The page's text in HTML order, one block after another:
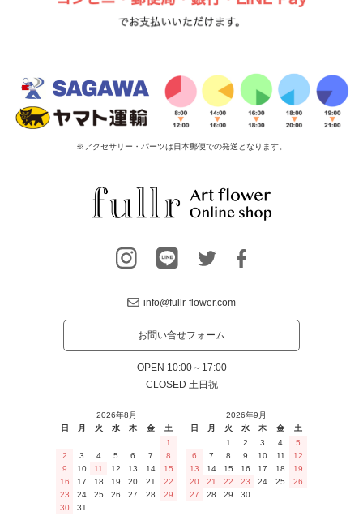
※アクセサリー・パーツは日本郵便での発送となります。
info@fullr-flower.com
お問い合せフォーム
OPEN 10:00～17:00
CLOSED 土日祝
2026年8月
日
月 火 水 木 金
土
1
2
3 4 5 6 7
8
9
10 11 12 13 14
15
16
17 18 19 20 21
22
23
24 25 26 27 28
29
30
31
2026年9月
日
月 火 水 木 金
土
1
2 3 4
5
6
7 8 9 10 11
12
13
14 15 16 17 18
19
20
21 22 23 24 25
26
27
28 29 30